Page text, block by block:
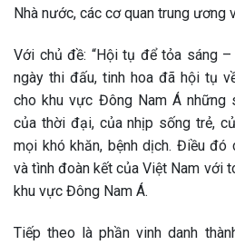
Nhà nước, các cơ quan trung ương
Với chủ đề: “Hội tụ để tỏa sáng –
ngày thi đấu, tinh hoa đã hội tụ
cho khu vực Đông Nam Á những
của thời đại, của nhịp sống trẻ,
mọi khó khăn, bệnh dịch. Điều
và tình đoàn kết của Việt Nam với
khu vực Đông Nam Á.
Tiếp theo là phần vinh danh